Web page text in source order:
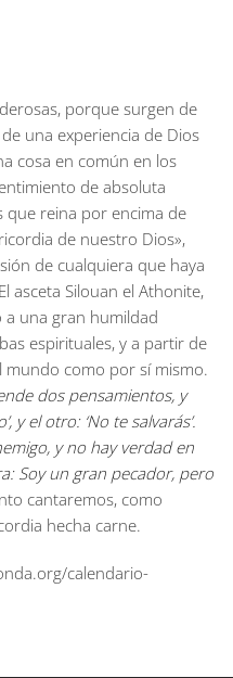
porque surgen de
una experiencia de Dios
cosa en común en los
de absoluta
que reina por encima de
de nuestro Dios»,
de cualquiera que haya
asceta Silouan el Athonite,
una gran humildad
espirituales, y a partir de
como por sí mismo.
dos pensamientos, y
y el otro: ‘No te salvarás’.
y no hay verdad en
Soy un gran pecador, pero
cantaremos, como
hecha carne.
calendario-